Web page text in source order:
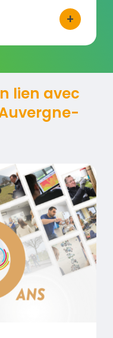
+
bouton
lien avec